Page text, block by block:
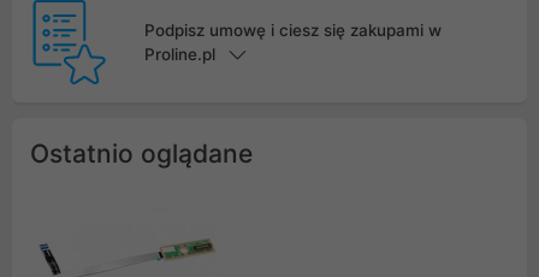
Podpisz umowę i ciesz się zakupami w
Proline.pl
Ostatnio oglądane